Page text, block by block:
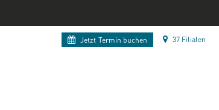
Jetzt Termin buchen 37 Filialen